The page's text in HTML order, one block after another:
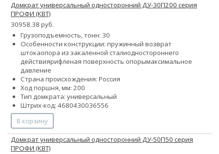
Домкрат универсальный односторонний ДУ-30П200 серия
ПРОФИ (КВТ)
30958.38 руб.
Грузоподъемность, тонн: 30
Особенности конструкции: пружинный возврат
штокаопора из закаленной сталиодностороннего
действиярифленая поверхность опорымаксимальное
давление
Страна происхождения: Россия
Ход поршня, мм: 200
Тип домкрата: универсальный
Штрих-код: 4680430036556
В корзину
Домкрат универсальный односторонний ДУ-50П50 серия
ПРОФИ (КВТ)